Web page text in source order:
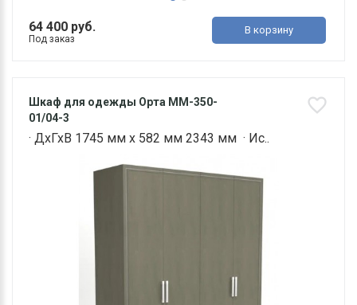
64 400 руб.
Под заказ
В корзину
Шкаф для одежды Орта ММ-350-
01/04-3
· ДхГхВ 1745 мм х 582 мм 2343 мм · Ис..